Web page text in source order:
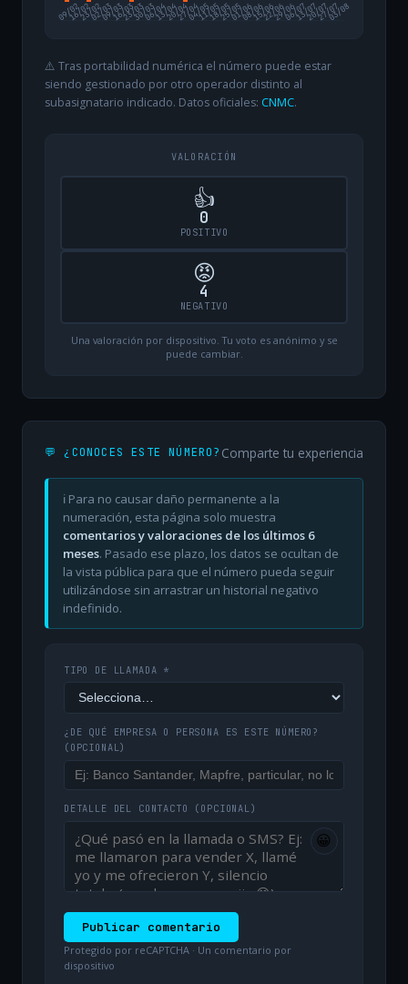
09/02
16/0223/0202/0309/0316/0323/0330/0306/0413/0420/0427/0404/0511/0518/0525/0501/0608/0615/0622/0629/0606/0713/0720/0727/07
03/08
⚠️ Tras portabilidad numérica el número puede estar
siendo gestionado por otro operador distinto al
subasignatario indicado. Datos oficiales: CNMC.
VALORACIÓN
👍
0
POSITIVO
😡
4
NEGATIVO
Una valoración por dispositivo. Tu voto es anónimo y se
puede cambiar.
💬 ¿CONOCES ESTE NÚMERO? Comparte tu experiencia
ℹ️ Para no causar daño permanente a la
numeración, esta página solo muestra
comentarios y valoraciones de los últimos 6
meses. Pasado ese plazo, los datos se ocultan de
la vista pública para que el número pueda seguir
utilizándose sin arrastrar un historial negativo
indefinido.
TIPO DE LLAMADA *
¿DE QUÉ EMPRESA O PERSONA ES ESTE NÚMERO?
(OPCIONAL)
DETALLE DEL CONTACTO (OPCIONAL)
😀
Publicar comentario
Protegido por reCAPTCHA · Un comentario por
dispositivo